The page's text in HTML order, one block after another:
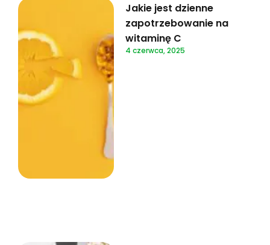
Jakie jest dzienne
zapotrzebowanie na
witaminę C
4 czerwca, 2025